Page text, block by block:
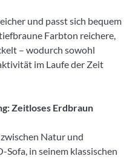
und passt sich bequem
Farbton reichere,
– wodurch sowohl
im Laufe der Zeit
Zeitloses Erdbraun
Natur und
in seinem klassischen